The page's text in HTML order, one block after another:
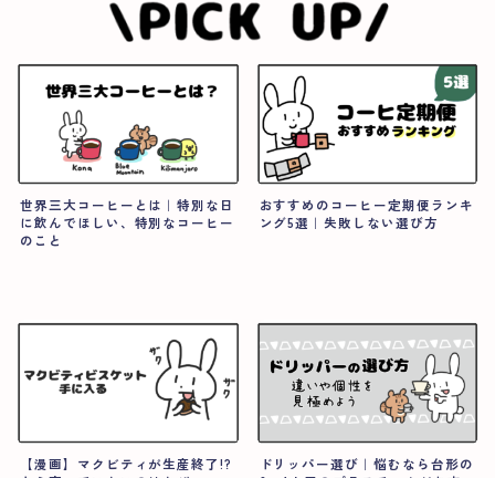
世界三大コーヒーとは｜特別な日
に飲んでほしい、特別なコーヒー
のこと
おすすめのコーヒー定期便ランキ
ング5選｜失敗しない選び方
【漫画】マクビティが生産終了!?
ドリッパー選び｜悩むなら台形の